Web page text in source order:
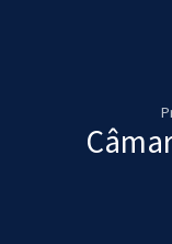
Cursos 20% OFF